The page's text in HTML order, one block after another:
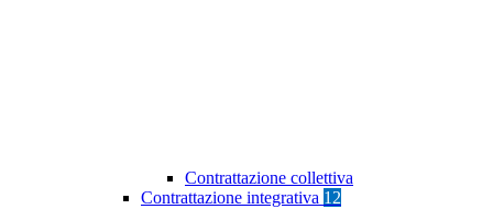
Contrattazione collettiva
Contrattazione integrativa 12